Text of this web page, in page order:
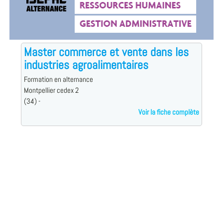
Master commerce et vente dans les
industries agroalimentaires
Formation en alternance
Montpellier cedex 2
(34) -
Voir la fiche complète